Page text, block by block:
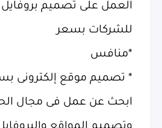
العمل على تصميم بروفايل
للشركات بسعر
*منافس
* تصميم موقع إلكترونى
ابحث عن عمل فى مجال